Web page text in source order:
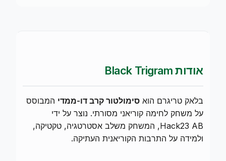
אודות Black Trigram
בלאק טריגרם הוא סימולטור קרב דו-ממדי המבוסס
על משחק לחימה קוריאני מסורתי. נוצר על ידי
Hack23 AB, המשחק משלב אסטרטגיה, טקטיקה,
ולמידה על התרבות הקוריאנית העתיקה.